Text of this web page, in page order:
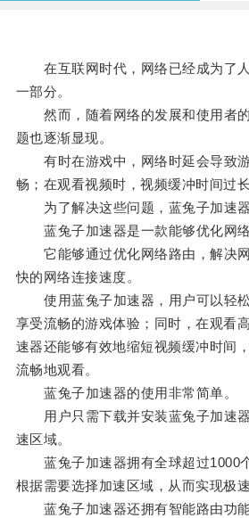
在互联网时代，网络已经成为了人
一部分。
然而，随着网络的发展和使用者的
题也逐渐显现。
有时在游戏中，网络时延会导致
畅；在观看视频时，视频缓冲时间过
为了解决这些问题，蓝兔子加速器
蓝兔子加速器是一款能够优化网络
它能够通过优化网络路由，解决网
快的网络连接速度。
使用蓝兔子加速器，用户可以轻松
享受流畅的游戏体验；同时，在观看
速器还能够有效地缩短视频缓冲时间
流畅地观看。
蓝兔子加速器的使用非常简单。
用户只需下载并安装蓝兔子加速器
速区域。
蓝兔子加速器拥有全球超过1000
根据需要选择加速区域，从而实现极
蓝兔子加速器还拥有智能路由功能